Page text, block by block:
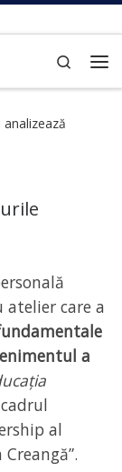
Search
analizează
atelier care a
a
al